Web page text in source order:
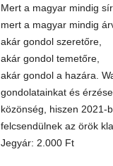
Mert a magyar mindig
mert a magyar mindig
akár gondol szeretőre,
akár gondol temetőre,
akár gondol a hazára.
gondolatainkat és
közönség, hiszen 2021-
felcsendülnek az örök
Jegyár: 2.000 Ft